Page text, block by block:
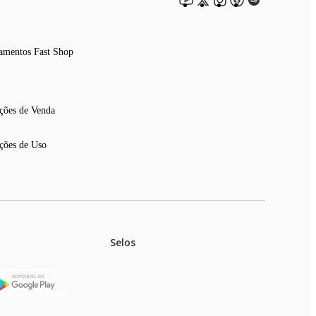
Fast Shop
de Venda
de Uso
Selos